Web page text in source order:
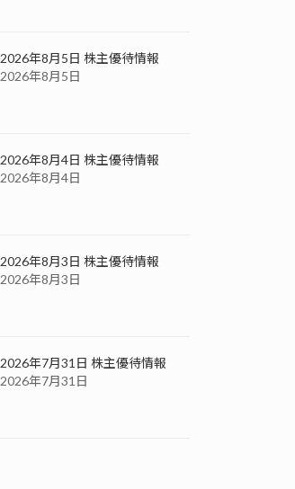
2026年8月5日 株主優待情報
2026年8月5日
2026年8月4日 株主優待情報
2026年8月4日
2026年8月3日 株主優待情報
2026年8月3日
2026年7月31日 株主優待情報
2026年7月31日